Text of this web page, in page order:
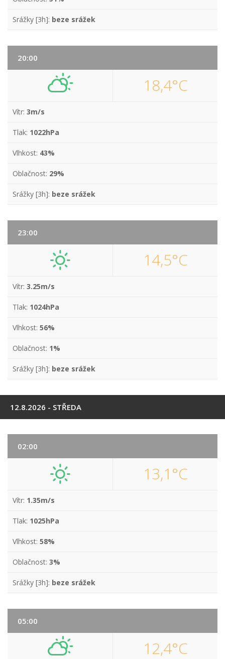
Srážky [3h]: beze srážek
20:00
18,4°C
Vítr: 3m/s
Tlak: 1022hPa
Vlhkost: 43%
Oblačnost: 29%
Srážky [3h]: beze srážek
23:00
14,5°C
Vítr: 3.25m/s
Tlak: 1024hPa
Vlhkost: 56%
Oblačnost: 1%
Srážky [3h]: beze srážek
12.8.2026 - STŘEDA
02:00
13,1°C
Vítr: 1.35m/s
Tlak: 1025hPa
Vlhkost: 58%
Oblačnost: 3%
Srážky [3h]: beze srážek
05:00
12,4°C